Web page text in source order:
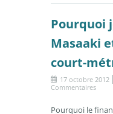
Pourquoi
Masaaki
court-
17 octobre 2012
Commentaires
Pourquoi le